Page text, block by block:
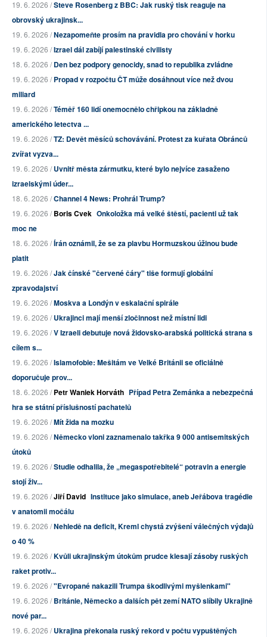
19. 6. 2026 /Steve Rosenberg z BBC: Jak ruský tisk reaguje na
obrovský ukrajinsk...
19. 6. 2026 /Nezapomeňte prosím na pravidla pro chování v horku
19. 6. 2026 /Izrael dál zabíjí palestinské civilisty
18. 6. 2026 /Den bez podpory genocidy, snad to republika zvládne
19. 6. 2026 /Propad v rozpočtu ČT může dosáhnout více než dvou
miliard
19. 6. 2026 /Téměř 160 lidí onemocnělo chřipkou na základně
amerického letectva ...
19. 6. 2026 /TZ: Devět měsíců schovávání. Protest za kuřata Obránců
zvířat vyzva...
19. 6. 2026 /Uvnitř města zármutku, které bylo nejvíce zasaženo
izraelskými úder...
18. 6. 2026 /Channel 4 News: Prohrál Trump?
19. 6. 2026 /Boris Cvek Onkoložka má velké štěstí, pacienti už tak
moc ne
18. 6. 2026 /Írán oznámil, že se za plavbu Hormuzskou úžinou bude
platit
19. 6. 2026 /Jak čínské "červené čáry" tiše formují globální
zpravodajství
19. 6. 2026 /Moskva a Londýn v eskalační spirále
19. 6. 2026 /Ukrajinci mají menší zločinnost než místní lidi
19. 6. 2026 /V Izraeli debutuje nová židovsko-arabská politická strana s
cílem s...
19. 6. 2026 /Islamofobie: Mešitám ve Velké Británii se oficiálně
doporučuje prov...
18. 6. 2026 /Petr Waniek Horváth Případ Petra Zemánka a nebezpečná
hra se státní příslušností pachatelů
19. 6. 2026 /Mít žida na mozku
19. 6. 2026 /Německo vloni zaznamenalo takřka 9 000 antisemitských
útoků
19. 6. 2026 /Studie odhalila, že „megaspotřebitelé“ potravin a energie
stojí živ...
19. 6. 2026 /Jiří David Instituce jako simulace, aneb Jeřábova tragédie
v anatomii močálu
19. 6. 2026 /Nehledě na deficit, Kreml chystá zvýšení válečných výdajů
o 40 %
19. 6. 2026 /Kvůli ukrajinským útokům prudce klesají zásoby ruských
raket protiv...
19. 6. 2026 /"Evropané nakazili Trumpa škodlivými myšlenkami"
19. 6. 2026 /Británie, Německo a dalších pět zemí NATO slíbily Ukrajině
nové par...
19. 6. 2026 /Ukrajina překonala ruský rekord v počtu vypuštěných